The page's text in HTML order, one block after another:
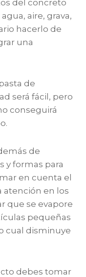
del concreto
aire, grava,
hacerlo de
una
de
será fácil, pero
conseguirá
de
y formas para
en cuenta el
atención en los
que se evapore
pequeñas
cual disminuye
debes tomar